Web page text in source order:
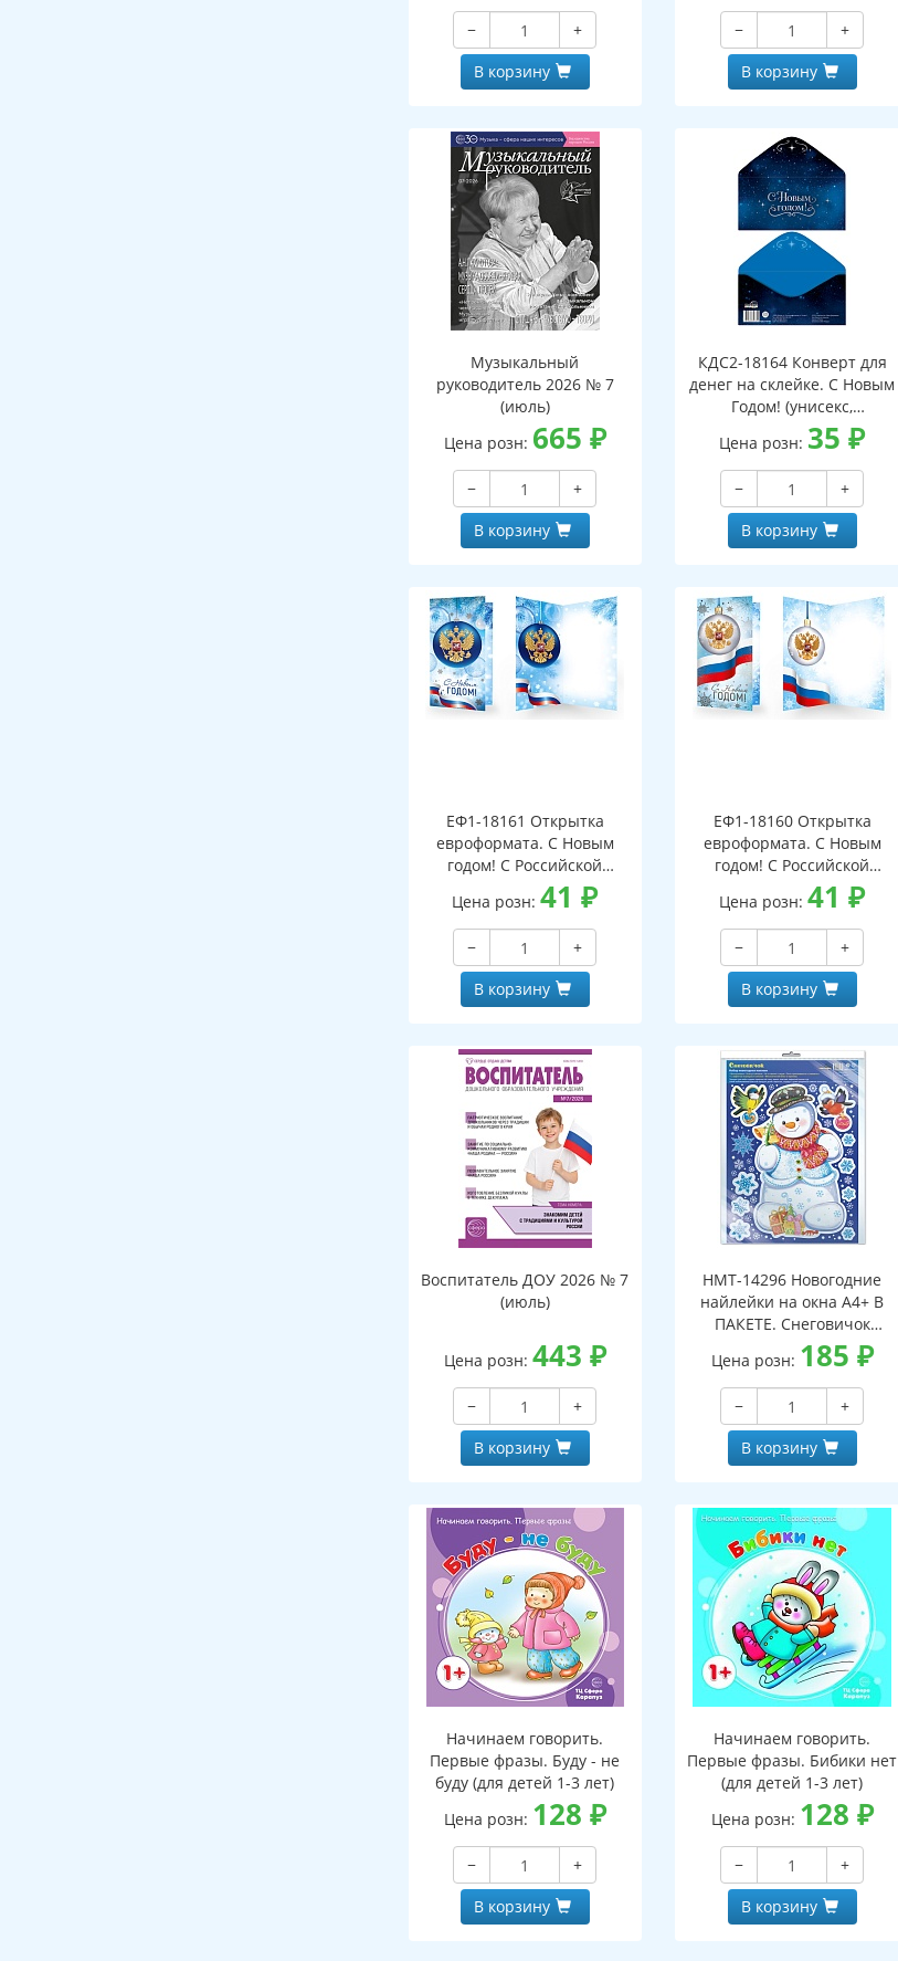
−
+
В корзину
−
+
В корзину
Музыкальный
руководитель 2026 № 7
(июль)
Цена розн: 665 ₽
−
+
В корзину
КДС2-18164 Конверт для
денег на склейке. С Новым
Годом! (унисекс,
серебряная фольга)
Цена розн: 35₽
−
+
В корзину
ЕФ1-18161 Открытка
евроформата. С Новым
годом! С Российской
символикой. Без текста
(серебряная фольга)
Цена розн:41₽
−
+
В корзину
ЕФ1-18160 Открытка
евроформата. С Новым
годом! С Российской
символикой. Без текста
(серебряная фольга)
Цена розн:41₽
−
+
В корзину
Воспитатель ДОУ 2026 № 7
(июль)
Цена розн: 443 ₽
−
+
В корзину
НМТ-14296 Новогодние
найлейки на окна А4+ В
ПАКЕТЕ. Снеговичок
(серебряная
металлизация,
многоразовые)
Цена розн: 185 ₽
−
+
В корзину
Начинаем говорить.
Первые фразы. Буду - не
буду (для детей 1-3 лет)
Цена розн: 128 ₽
−
+
В корзину
Начинаем говорить.
Первые фразы. Бибики нет
(для детей 1-3 лет)
Цена розн: 128 ₽
−
+
В корзину